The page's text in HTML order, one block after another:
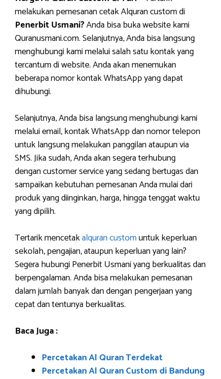
melakukan pemesanan cetak Alquran custom di
Penerbit Usmani?Anda bisa buka website kami
Quranusmani.com. Selanjutnya, Anda bisa langsung
menghubungi kami melalui salah satu kontak yang
tercantum di website. Anda akan menemukan
beberapa nomor kontak WhatsApp yang dapat
dihubungi.
Selanjutnya, Anda bisa langsung menghubungi kami
melalui email, kontak WhatsApp dan nomor telepon
untuk langsung melakukan panggilan ataupun via
SMS. Jika sudah, Anda akan segera terhubung
dengan customer service yang sedang bertugas dan
sampaikan kebutuhan pemesanan Anda mulai dari
produk yang diinginkan, harga, hingga tenggat waktu
yang dipilih.
Tertarik mencetakalquran customuntuk keperluan
sekolah, pengajian, ataupun keperluan yang lain?
Segera hubungi Penerbit Usmani yang berkualitas dan
berpengalaman. Anda bisa melakukan pemesanan
dalam jumlah banyak dan dengan pengerjaan yang
cepat dan tentunya berkualitas.
Baca Juga :
Percetakan Al Quran Terdekat
Percetakan Al Quran Custom di Bandung